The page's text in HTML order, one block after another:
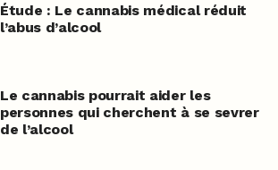
Étude : Le cannabis médical réduit
l’abus d’alcool
Le cannabis pourrait aider les
personnes qui cherchent à se sevrer
de l’alcool